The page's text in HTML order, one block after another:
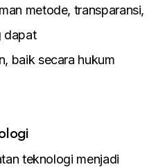
metode, transparansi,
dapat
baik secara hukum
teknologi menjadi